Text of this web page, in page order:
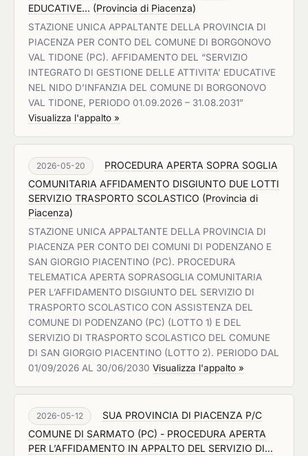
EDUCATIVE... (Provincia di Piacenza)
STAZIONE UNICA APPALTANTE DELLA PROVINCIA DI
PIACENZA PER CONTO DEL COMUNE DI BORGONOVO
VAL TIDONE (PC). AFFIDAMENTO DEL “SERVIZIO
INTEGRATO DI GESTIONE DELLE ATTIVITA’ EDUCATIVE
NEL NIDO D’INFANZIA DEL COMUNE DI BORGONOVO
VAL TIDONE, PERIODO 01.09.2026 – 31.08.2031”
Visualizza l'appalto »
2026-05-20
PROCEDURA APERTA SOPRA SOGLIA
COMUNITARIA AFFIDAMENTO DISGIUNTO DUE LOTTI
SERVIZIO TRASPORTO SCOLASTICO (Provincia di
Piacenza)
STAZIONE UNICA APPALTANTE DELLA PROVINCIA DI
PIACENZA PER CONTO DEI COMUNI DI PODENZANO E
SAN GIORGIO PIACENTINO (PC). PROCEDURA
TELEMATICA APERTA SOPRASOGLIA COMUNITARIA
PER L’AFFIDAMENTO DISGIUNTO DEL SERVIZIO DI
TRASPORTO SCOLASTICO CON ASSISTENZA DEL
COMUNE DI PODENZANO (PC) (LOTTO 1) E DEL
SERVIZIO DI TRASPORTO SCOLASTICO DEL COMUNE
DI SAN GIORGIO PIACENTINO (LOTTO 2). PERIODO DAL
01/09/2026 AL 30/06/2030 Visualizza l'appalto »
2026-05-12
SUA PROVINCIA DI PIACENZA P/C
COMUNE DI SARMATO (PC) - PROCEDURA APERTA
PER L’AFFIDAMENTO IN APPALTO DEL SERVIZIO DI...